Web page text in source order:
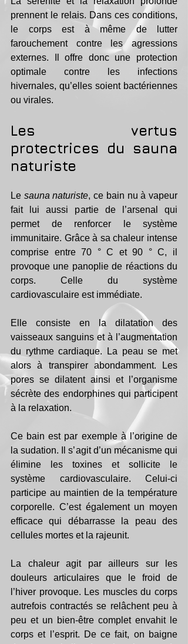
prennent le relais. Dans ces conditions,
le corps est à même de lutter
farouchement contre les agressions
externes. Il offre donc une protection
optimale contre les infections
hivernales, qu’elles soient bactériennes
ou virales.
Les vertus
protectrices du sauna
naturiste
Le sauna naturiste, ce bain nu à vapeur
fait lui aussi partie de l’arsenal qui
permet de renforcer le système
immunitaire. Grâce à sa chaleur intense
comprise entre 70 ° C et 90 ° C, il
provoque une panoplie de réactions du
corps. Celle du système
cardiovasculaire est immédiate.
Elle consiste en la dilatation des
vaisseaux sanguins et à l’augmentation
du rythme cardiaque. La peau se met
alors à transpirer abondamment. Les
pores se dilatent ainsi et l’organisme
sécrète des endorphines qui participent
à la relaxation.
Ce bain est par exemple à l’origine de
la sudation. Il s’agit d’un mécanisme qui
élimine les toxines et sollicite le
système cardiovasculaire. Celui-ci
participe au maintien de la température
corporelle. C’est également un moyen
efficace qui débarrasse la peau des
cellules mortes et la rajeunit.
La chaleur agit par ailleurs sur les
douleurs articulaires que le froid de
l’hiver provoque. Les muscles du corps
autrefois contractés se relâchent peu à
peu et un bien-être complet envahit le
corps et l’esprit. De ce fait, on baigne